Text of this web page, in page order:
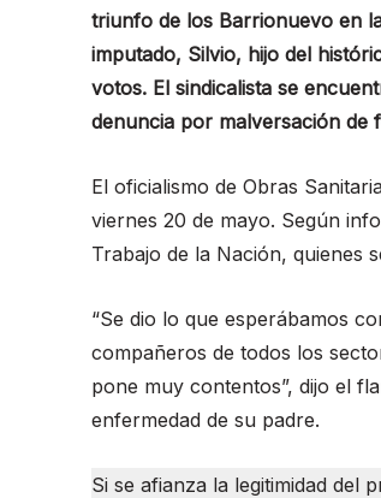
triunfo de los Barrionuevo en
imputado, Silvio, hijo del
votos. El sindicalista se
denuncia por malversación de
El oficialismo de Obras
viernes 20 de mayo. Según
Trabajo de la Nación, quienes
“Se dio lo que esperábamos
compañeros de todos los
pone muy contentos”, dijo el
enfermedad de su padre.
Si se afianza la legitimidad del